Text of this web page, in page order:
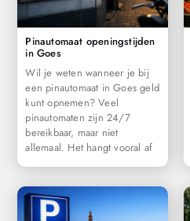
Pinautomaat openingstijden
in Goes
Wil je weten wanneer je bij
een pinautomaat in Goes geld
kunt opnemen? Veel
pinautomaten zijn 24/7
bereikbaar, maar niet
allemaal. Het hangt vooral af